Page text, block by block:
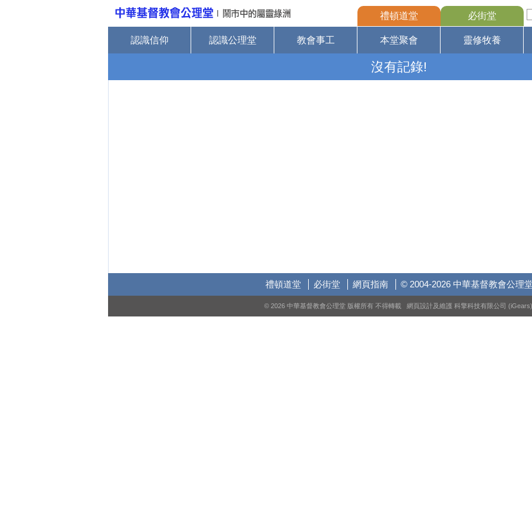
禮頓道堂 必街堂
認識信仰 認識公理堂 教會事工 本堂聚會 靈修牧養
沒有記錄!
禮頓道堂 必街堂 網頁指南 © 2004-2026 中華基督教會公理
© 2026 中華基督教會公理堂 版權所有 不得轉載 網頁設計及維護 科擎科技有限公司 (iGears)